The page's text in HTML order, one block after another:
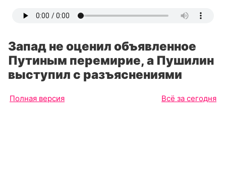
Запад не оценил объявленное
Путиным перемирие, а Пушилин
выступил с разъяснениями
Полная версия Всё за сегодня